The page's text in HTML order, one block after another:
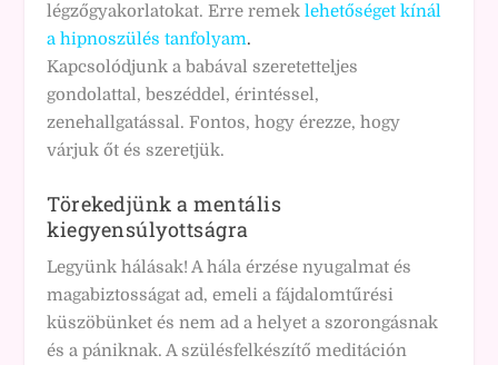
légzőgyakorlatokat. Erre remeklehetőséget kínál
a hipnoszülés tanfolyam.
Kapcsolódjunk a babával szeretetteljes
gondolattal, beszéddel, érintéssel,
zenehallgatással. Fontos, hogy érezze, hogy
várjuk őt és szeretjük.
Törekedjünk a mentális
kiegyensúlyottságra
Legyünk hálásak! A hála érzése nyugalmat és
magabiztosságat ad, emeli a fájdalomtűrési
küszöbünket és nem ad a helyet a szorongásnak
és a pániknak. A szülésfelkészítő meditáción